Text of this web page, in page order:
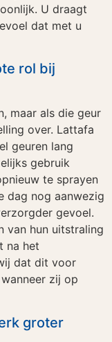
U draagt
dat met u
rol bij
maar als die geur
over. Lattafa
geuren lang
gebruik
te sprayen
dag nog aanwezig
gevoel.
van hun uitstraling
na het
dat dit voor
zij op
groter